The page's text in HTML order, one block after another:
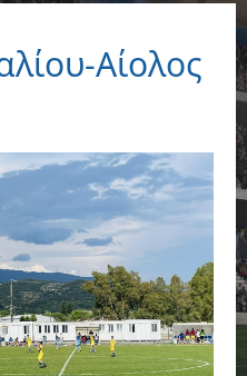
Αίολος